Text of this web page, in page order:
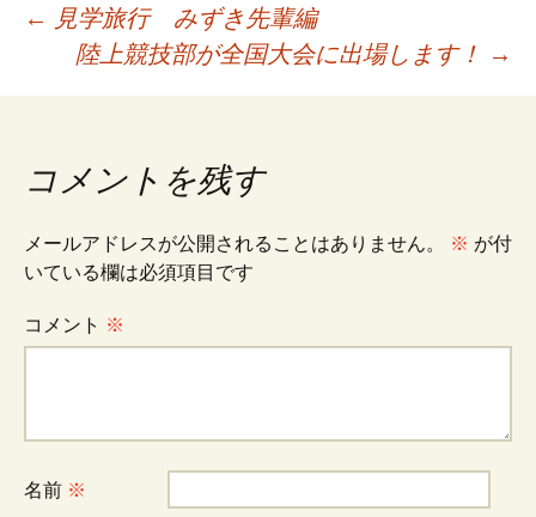
投
稿
ナ
ビ
ゲ
シ
←
見学旅行 みずき先輩編
陸上競技部が全国大会に出場します！
→
コメントを残す
メールアドレスが公開されることはありません。 ※ が付
いている欄は必須項目です
コメント ※
名前 ※